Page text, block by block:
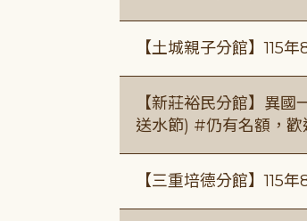
【土城親子分館】115
【新莊裕民分館】異
送水節) #仍有名額，歡
【三重培德分館】115